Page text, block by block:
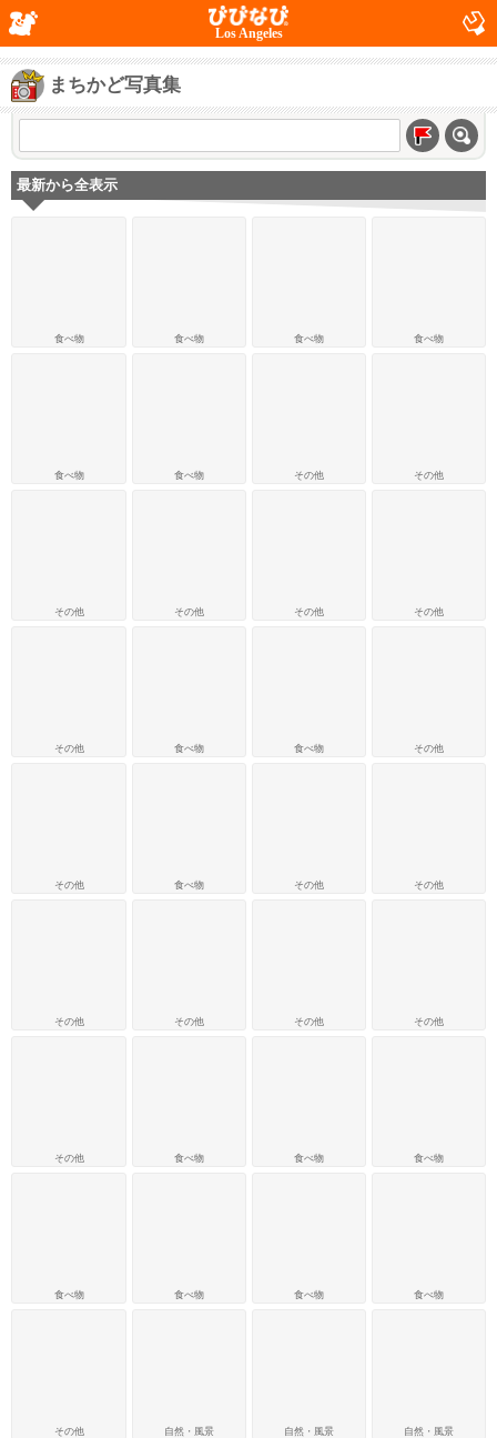
Los Angeles
まちかど写真集
最新から全表示
食べ物
食べ物
その他
その他
その他
その他
その他
食べ物
その他
食べ物
食べ物
その他
食べ物
食べ物
その他
食べ物
食べ物
自然・風景
食べ物
その他
その他
食べ物
その他
その他
食べ物
食べ物
自然・風景
食べ物
その他
その他
その他
その他
その他
食べ物
食べ物
自然・風景